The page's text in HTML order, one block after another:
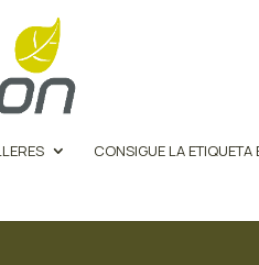
CONSIGUE LA ETIQUETA